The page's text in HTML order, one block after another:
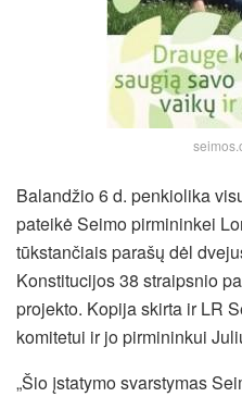
Balandžio 6 d. penkiolika
pateikė Seimo pirmininkei
tūkstančiais parašų dėl
Konstitucijos 38 straipsnio
projekto. Kopija skirta ir LR
komitetui ir jo pirmininkui
„Šio įstatymo svarstymas